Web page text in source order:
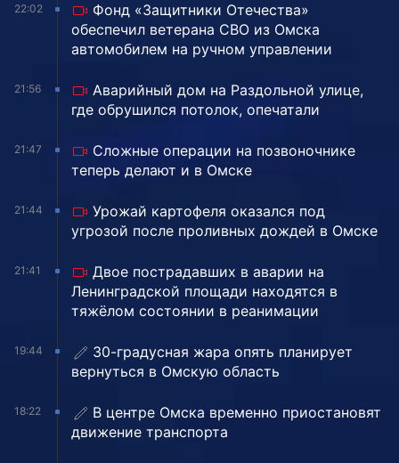
22:02
Фонд «Защитники Отечества»
обеспечил ветерана СВО из Омска
автомобилем на ручном управлении
21:56
Аварийный дом на Раздольной улице,
где обрушился потолок, опечатали
21:47
Сложные операции на позвоночнике
теперь делают и в Омске
21:44
Урожай картофеля оказался под
угрозой после проливных дождей в Омске
21:41
Двое пострадавших в аварии на
Ленинградской площади находятся в
тяжёлом состоянии в реанимации
19:44
30-градусная жара опять планирует
вернуться в Омскую область
18:22
В центре Омска временно приостановят
движение транспорта